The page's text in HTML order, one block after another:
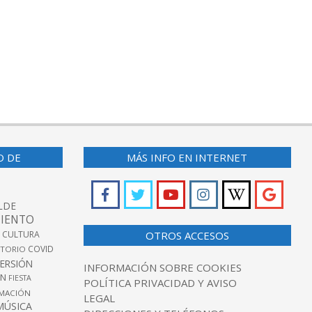
DE
CULTURA
COVID
FIESTA
MÁS INFO EN INTERNET
OTROS ACCESOS
INFORMACIÓN SOBRE COOKIES
POLÍTICA PRIVACIDAD Y AVISO
LEGAL